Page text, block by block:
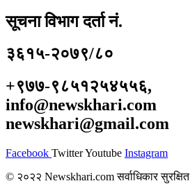
सूचना विभाग दर्ता नं.
३६१५-२०७९/८०
+९७७-९८५१२५४५५६,
info@newskhari.com
newskhari@gmail.com
Facebook TwitterYoutube Instagram
© २०२२ Newskhari.com सर्वाधिकार सुरक्षित